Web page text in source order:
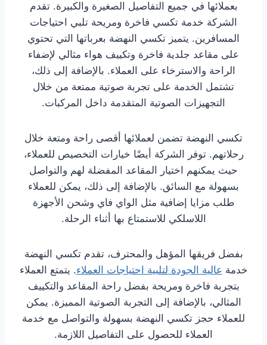
بعملائها في جميع التفاصيل الصغيرة والكبيرة. تقدم
الشركة خدمة تكسي فاخرة ومريحة تلبي احتياجات
المسافرين. يتميز تكسي النهضة بعرباتها التي تحتوي
على مقاعد جلدية فاخرة وتكييف هواء مثالي لإضفاء
الراحة والاسترخاء على العملاء. بالإضافة إلى ذلك،
تشتمل الخدمة على تجربة صوتية ممتعة من خلال
التجهيزات الصوتية المتقدمة داخل المركبات.
تكسي النهضة تضمن لعملائها أقصى راحة ومتعة خلال
رحلاتهم. توفر الشركة أيضًا خيارات التخصيص للعملاء،
حيث يمكنهم اختيار المقاعد المفضلة لهم والتواصل
بسهولة مع السائق. بالإضافة إلى ذلك، يمكن للعملاء
طلب مزايا إضافية مثل الواي فاي وشحن الأجهزة
اللاسلكي للاستمتاع بها أثناء الرحلة.
بفضل فريقها المؤهل والمحترف، تقدم تكسي النهضة
خدمة عالية الجودة لتلبية احتياجات العملاء. يتمتع العملاء
بتجربة فاخرة ومريحة بفضل راحة المقاعد والتكييف
المثالي، بالإضافة إلى التجربة الصوتية المميزة. يمكن
للعملاء حجز تكسي النهضة بسهولة والتواصل مع خدمة
العملاء للحصول على التفاصيل اللازمة.